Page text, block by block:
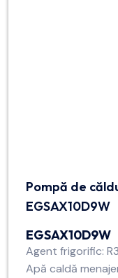
Pompă de
EGSAX10D9W
EGSAX10D9W
Agent frigorific:
Apă caldă